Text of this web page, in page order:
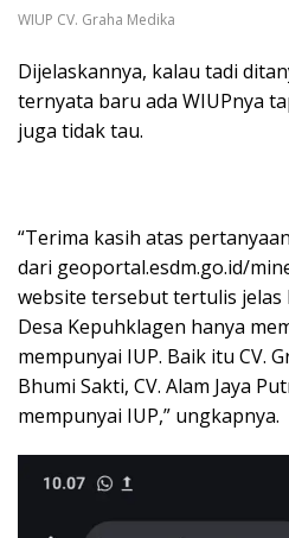
WIUP CV. Graha Medika
Dijelaskannya, kalau tadi
ternyata baru ada WIUPnya
juga tidak tau.
“Terima kasih atas
dari geoportal.esdm.go.id/
website tersebut tertulis jelas
Desa Kepuhklagen hanya
mempunyai IUP. Baik itu CV.
Bhumi Sakti, CV. Alam Jaya
mempunyai IUP,” ungkapnya.